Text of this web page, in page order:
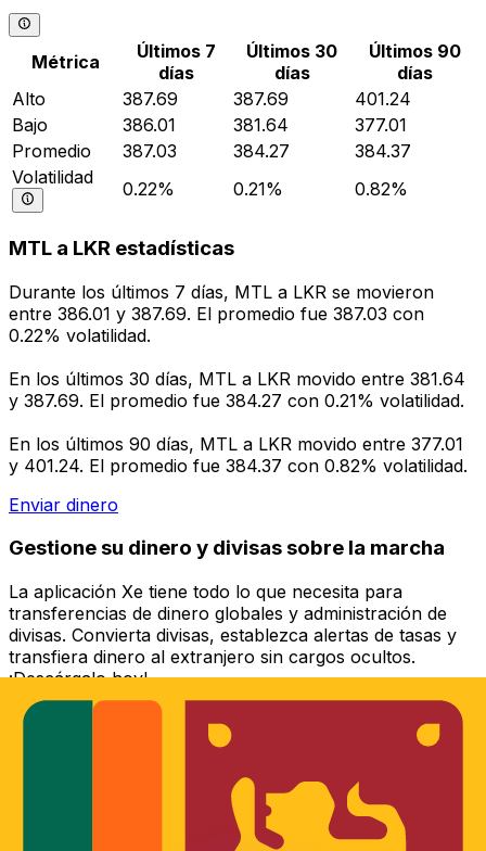
Métrica
Últimos 7
días
Últimos 30
días
Últimos 90
días
Alto
387.69 387.69
401.24
Bajo
386.01 381.64
377.01
Promedio
387.03 384.27
384.37
Volatilidad
0.22% 0.21% 0.82%
MTL a LKR estadísticas
Durante los últimos 7 días, MTL a LKR se movieron
entre 386.01 y 387.69. El promedio fue 387.03 con
0.22% volatilidad.
En los últimos 30 días, MTL a LKR movido entre 381.64
y 387.69. El promedio fue 384.27 con 0.21% volatilidad.
En los últimos 90 días, MTL a LKR movido entre 377.01
y 401.24. El promedio fue 384.37 con 0.82% volatilidad.
Enviar dinero
Gestione su dinero y divisas sobre la marcha
La aplicación Xe tiene todo lo que necesita para
transferencias de dinero globales y administración de
divisas. Convierta divisas, establezca alertas de tasas y
transfiera dinero al extranjero sin cargos ocultos.
¡Descárgalo hoy!